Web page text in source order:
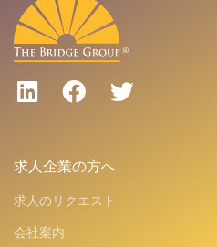
求人企業の方へ
求人のリクエスト
会社案内